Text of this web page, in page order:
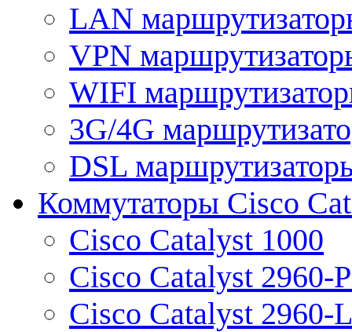
LAN
VPN
WIFI
3G/4G
DSL
Коммутаторы Cisco
Cisco Catalyst 1000
Cisco Catalyst 2960-
Cisco Catalyst 2960-L